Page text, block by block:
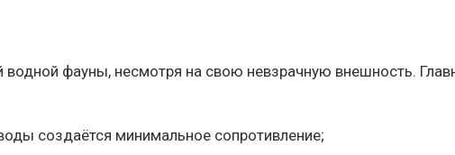
фауны, несмотря на свою невзрачную внешность.
создаётся минимальное сопротивление;